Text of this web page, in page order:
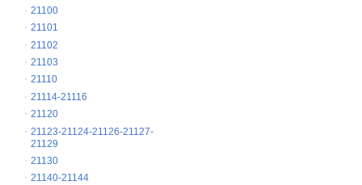
21100
21101
21102
21103
21110
21114-21116
21120
21123-21124-21126-21127-
21129
21130
21140-21144